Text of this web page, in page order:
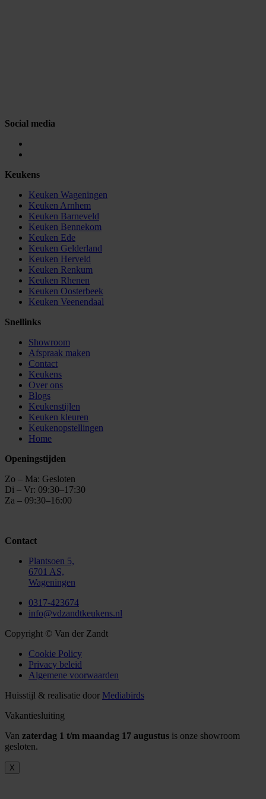
Social media
Keukens
Keuken Wageningen
Keuken Arnhem
Keuken Barneveld
Keuken Bennekom
Keuken Ede
Keuken Gelderland
Keuken Herveld
Keuken Renkum
Keuken Rhenen
Keuken Oosterbeek
Keuken Veenendaal
Snellinks
Showroom
Afspraak maken
Contact
Keukens
Over ons
Blogs
Keukenstijlen
Keuken kleuren
Keukenopstellingen
Home
Openingstijden
Zo – Ma: Gesloten
Di – Vr: 09:30–17:30
Za – 09:30–16:00
Contact
Plantsoen 5,
6701 AS,
Wageningen
0317-423674
info@vdzandtkeukens.nl
Copyright © Van der Zandt
Cookie Policy
Privacy beleid
Algemene voorwaarden
Huisstijl & realisatie door Mediabirds
Vakantiesluiting
Van zaterdag 1 t/m maandag 17 augustus is onze showroom
gesloten.
X